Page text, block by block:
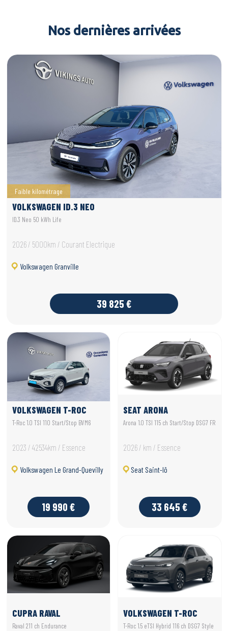
Nos dernières arrivées
Faible kilométrage
VOLKSWAGEN ID.3 NEO
ID.3 Neo 50 kWh Life
2026 / 5000km / Courant Electrique
Volkswagen Granville
39 825 €
VOLKSWAGEN T-ROC
T-Roc 1.0 TSI 110 Start/Stop BVM6
2023 / 42534km / Essence
Volkswagen Le Grand-Quevilly
19 990 €
SEAT ARONA
Arona 1.0 TSI 115 ch Start/Stop DSG7 FR
2026 / km / Essence
Seat Saint-lô
33 645 €
CUPRA RAVAL
Raval 211 ch Endurance
VOLKSWAGEN T-ROC
T-Roc 1.5 eTSI Hybrid 116 ch DSG7 Style